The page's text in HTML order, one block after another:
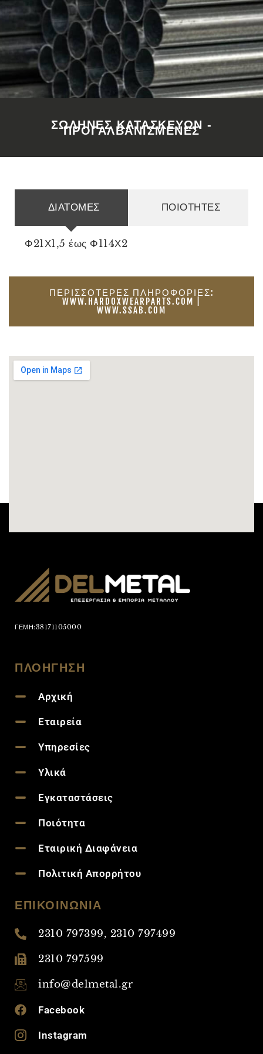
ΣΩΛΗΝΕΣ ΚΑΤΑΣΚΕΥΩΝ -
ΠΡΟΓΑΛΒΑΝΙΣΜΕΝΕΣ
ΔΙΑΤΟΜΕΣ ΠΟΙΟΤΗΤΕΣ
Φ21Χ1,5 έως Φ114Χ2
ΠΕΡΙΣΣΌΤΕΡΕΣ ΠΛΗΡΟΦΟΡΊΕΣ:
WWW.HARDOXWEARPARTS.COM |
WWW.SSAB.COM
ΓΕΜΗ:38171105000
ΠΛΟΗΓΗΣΗ
Αρχική
Εταιρεία
Υπηρεσίες
Υλικά
Εγκαταστάσεις
Ποιότητα
Εταιρική Διαφάνεια
Πολιτική Απορρήτου
ΕΠΙΚΟΙΝΩΝΙΑ
2310 797399, 2310 797499
2310 797599
info@delmetal.gr
Facebook
Instagram